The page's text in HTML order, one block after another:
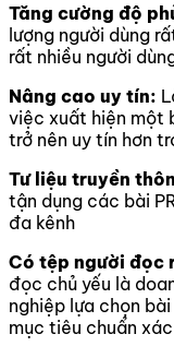
Tăng cường độ
lượng người dùng
rất nhiều người
Nâng cao uy tín:
việc xuất hiện một
trở nên uy tín hơn
Tư liệu truyền
tận dụng các bài
đa kênh
Có tệp người đọc
đọc chủ yếu là
nghiệp lựa chọn
mục tiêu chuẩn